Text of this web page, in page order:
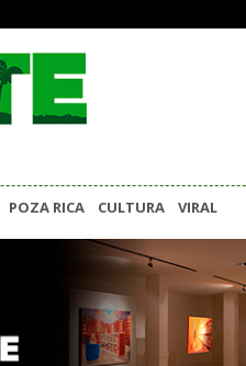
POZA RICA CULTURA VIRAL